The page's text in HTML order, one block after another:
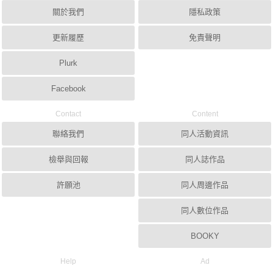
關於我們
更新履歷
Plurk
Facebook
隱私政策
免責聲明
Contact
聯絡我們
檢舉與回報
許願池
Content
同人活動資訊
同人誌作品
同人周邊作品
同人數位作品
BOOKY
Help Ad